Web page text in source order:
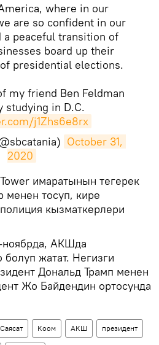
where in our
are so confident in our
peaceful transition of
board up their
presidential elections.
my friend Ben Feldman
studying in D.C.
j1Zhs6e8rx
October 31,
2020
имаратынын тегерек
менен тосуп, кире
кызматкерлери
ноябрда, АКШда
жатат. Негизги
Дональд Трамп менен
Жо Байдендин ортосунда
Саясат Коом АКШ президент